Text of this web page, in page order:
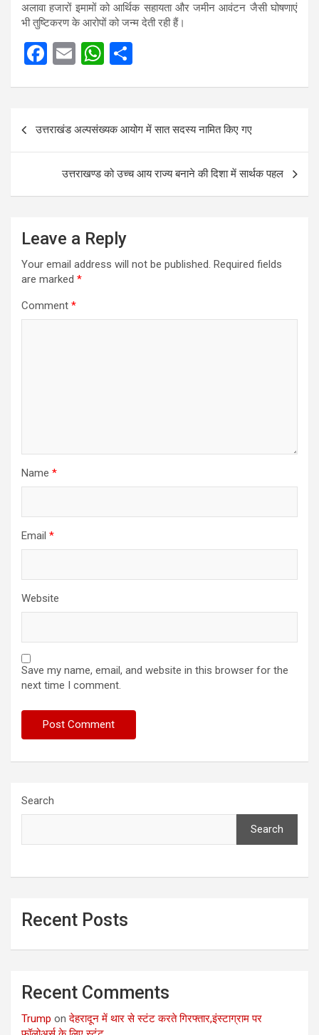
अलावा हजारों इमामों को आर्थिक सहायता और जमीन आवंटन जैसी घोषणाएं
भी तुष्टिकरण के आरोपों को जन्म देती रही हैं।
F
b
o
k
E
W
s
A
p
p
e
उत्तराखंड अल्पसंख्यक आयोग में सात सदस्य नामित किए गए
उत्तराखण्ड को उच्च आय राज्य बनाने की दिशा में सार्थक पहल
Leave a Reply
Your email address will not be published. Required fields
are marked *
Comment *
Name *
Email *
Website
Save my name, email, and website in this browser for the
next time I comment.
Search
Search
Recent Posts
Recent Comments
Trump onदेहरादून में थार से स्टंट करते गिरफ्तार,इंस्टाग्राम पर